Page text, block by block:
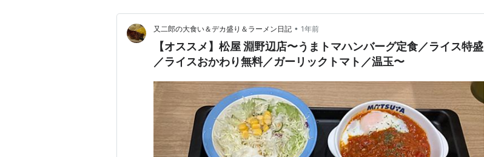
又二郎の大食い＆デカ盛り＆ラーメン日記 • 1年前
【オススメ】松屋 淵野辺店〜うまトマハンバーグ定食／ライス特盛
／ライスおかわり無料／ガーリックトマト／温玉〜